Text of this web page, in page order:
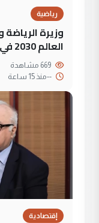
رياضية
وزيرة
العالم 2030 في إسبانيا
--منذ 15 ساعة
إقتصادية